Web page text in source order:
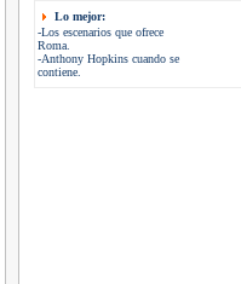
Lo mejor:
-Los escenarios que ofrece
Roma.
-Anthony Hopkins cuando se
contiene.